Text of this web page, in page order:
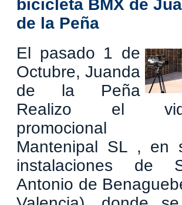
bicicleta BMX de
de la Peña
El pasado 1 de
Octubre, Juanda
de la Peña
Realizo el
promocional
Mantenipal SL , en
instalaciones de
Antonio de